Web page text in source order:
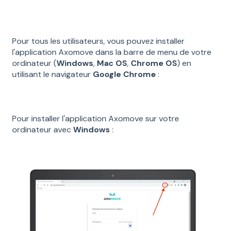
Pour tous les utilisateurs, vous pouvez installer
l'application Axomove dans la barre de menu de votre
ordinateur (Windows, Mac OS, Chrome OS) en
utilisant le navigateur Google Chrome:
Pour installer l'application Axomove sur votre
ordinateur avec Windows :